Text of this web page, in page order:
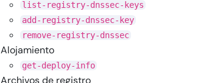
list-registry-dnssec-keys
add-registry-dnssec-key
remove-registry-dnssec
Alojamiento
get-deploy-info
Archivos de registro